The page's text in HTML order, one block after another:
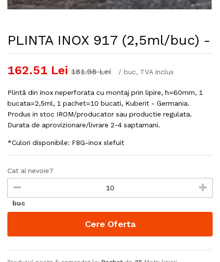
PLINTA INOX 917 (2,5ml/buc) -
162.51 Lei 181.98 Lei / buc, TVA inclus
Plintă din inox neperforata cu montaj prin lipire, h=60mm, 1
bucata=2,5ml, 1 pachet=10 bucati, Kuberit - Germania.
Produs in stoc IROM/producator sau productie regulata.
Durata de aprovizionare/livrare 2-4 saptamani.
*Culori disponibile: F8G-inox slefuit
Cat ai nevoie?
buc
Cere Oferta